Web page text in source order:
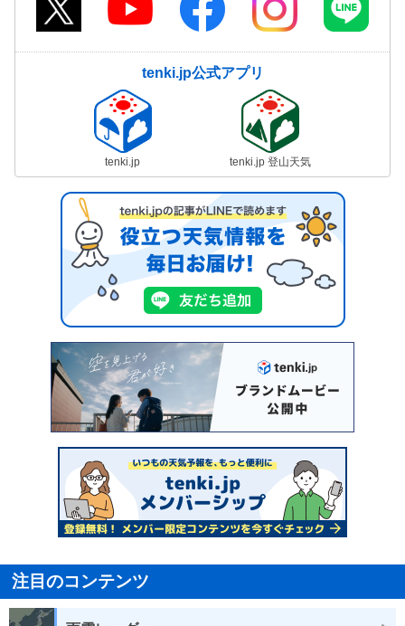
tenki.jp公式アプリ
tenki.jp tenki.jp 登山天気
注目のコンテンツ